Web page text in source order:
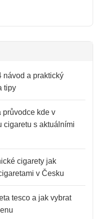
návod a praktický
tipy
průvodce kde v
cigaretu s aktuálními
cigarety jak
v Česku
tesco a jak vybrat